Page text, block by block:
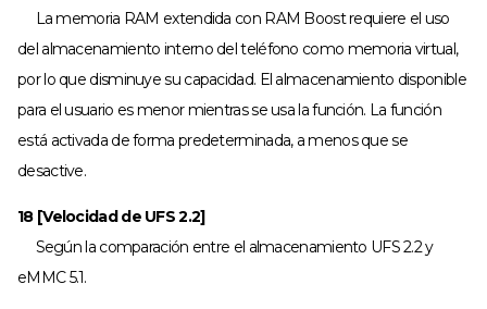
La memoria RAM extendida con RAM Boost requiere el uso
del almacenamiento interno del teléfono como memoria virtual,
por lo que disminuye su capacidad. El almacenamiento disponible
para el usuario es menor mientras se usa la función. La función
está activada de forma predeterminada, a menos que se
desactive.
18 [Velocidad de UFS 2.2]
Según la comparación entre el almacenamiento UFS 2.2 y
eMMC 5.1.